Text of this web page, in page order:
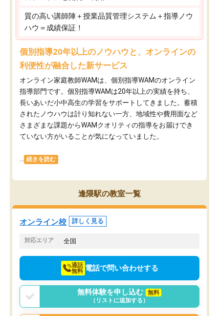
質の高い講師陣＋授業品質管理システム＋指導ノウ
ハウ＝成績保証！
個別指導20年以上のノウハウと、オンラインの
利便性が融合した新サービス
オンライン家庭教師WAMは、個別指導WAMのオンライン
指導部門です。個別指導WAMは20年以上の実績を持ち、
長いあいだ小中高生の学習をサポートしてきました。蓄積
されたノウハウは計り知れない一方、地域性や費用面など
さまざまな課題からWAMクオリティの指導をお届けでき
ていない方がいることが気になっていました。
続きを読む
逢隈駅の教室一覧
オンライン校 詳しく見る
対応エリア 全国
通話
無料 電話で問い合わせする
無料体験を申し込む
無料
（リストに追加する）